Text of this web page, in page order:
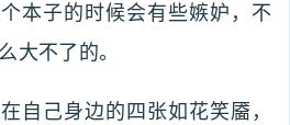
本子的时候会有些嫉妒，不
大不了的。
自己身边的四张如花笑靥，